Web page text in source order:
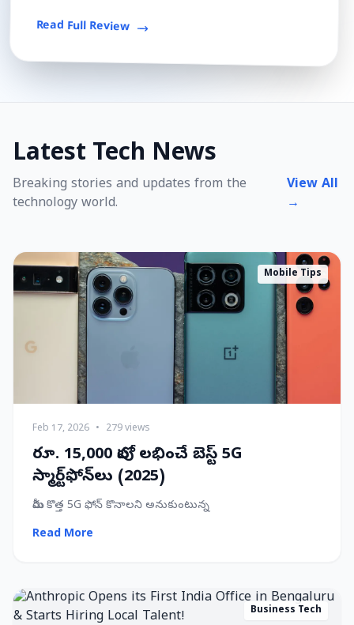
Read Full Review
Latest Tech News
Breaking stories and updates from the
technology world.
View All
→
Mobile Tips
Feb 17, 2026 • 279 views
రూ. 15,000 లోపు లభించే బెస్ట్ 5G
స్మార్ట్‌ఫోన్‌లు (2025)
మీరు కొత్త 5G ఫోన్ కొనాలని అనుకుంటున్న
Read More
Business Tech